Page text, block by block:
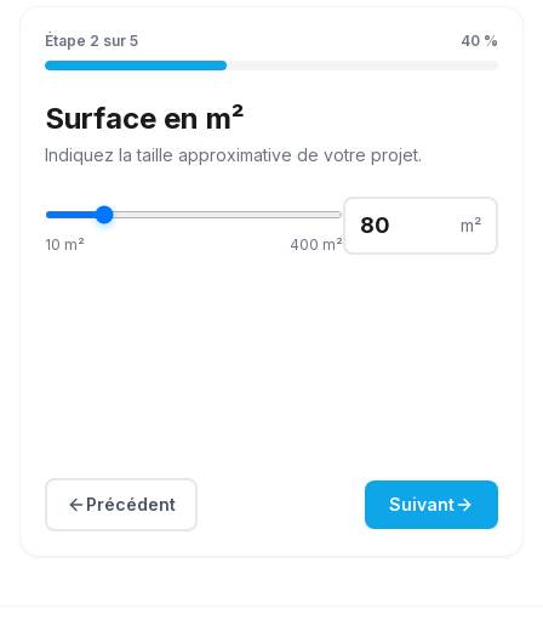
Étape 2 sur 5 40 %
Surface en m²
Indiquez lataille approximative de votre projet.
10 m² 400 m²
m²
Précédent Suivant